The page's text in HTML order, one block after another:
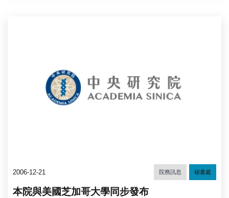
2006-12-21 院務訊息 秘書處
本院與美國芝加哥大學同步發布